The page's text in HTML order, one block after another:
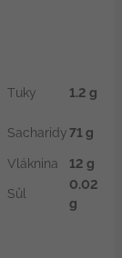
Tuky 1.2 g
Sacharidy71 g
Vláknina 12 g
Sůl
0.02
g